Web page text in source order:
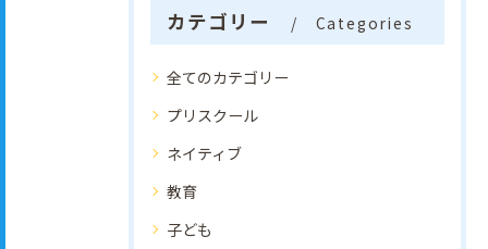
カテゴリー Categories
全てのカテゴリー
プリスクール
ネイティブ
教育
子ども